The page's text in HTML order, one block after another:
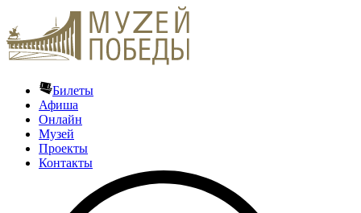
Билеты
Афиша
Онлайн
Музей
Проекты
Контакты